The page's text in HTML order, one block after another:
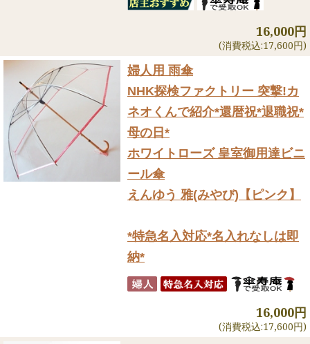
16,000円
(消費税込:17,600円)
婦人用 雨傘
NHK探検ファクトリー 突撃!カ
ネオくんで紹介*還暦祝*退職祝*
母の日*
ホワイトローズ 皇室御用達ビニ
ール傘
えんゆう 雅(みやび)【ピンク】
*特急名入対応*名入れなしは即
納*
16,000円
(消費税込:17,600円)